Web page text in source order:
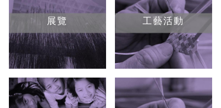
展覽 工藝活動